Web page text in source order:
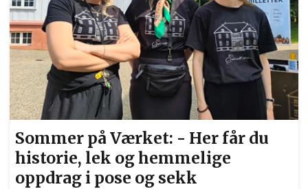
Sommer på Værket: - Her får du
historie, lek og hemmelige
oppdrag i pose og sekk